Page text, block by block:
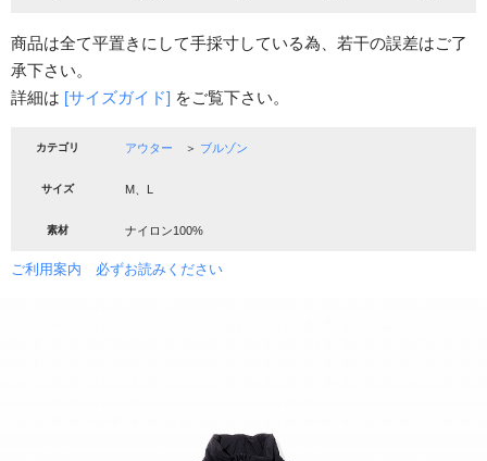
商品は全て平置きにして手採寸している為、若干の誤差はご了
承下さい。
詳細は [サイズガイド] をご覧下さい。
カテゴリ アウター ＞ ブルゾン
サイズ M、L
素材 ナイロン100%
ご利用案内 必ずお読みください